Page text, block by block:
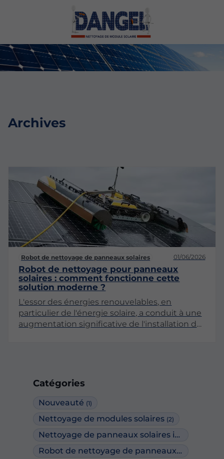
Catégories
Nouveauté (1)
Nettoyage de modules solaires (2)
Nettoyage de panneaux solaires industriels
Robot de nettoyage de panneaux solaires
Archives
Robot de nettoyage de panneaux solaires 01/06/2026
Robot de nettoyage pour panneaux
solaires : comment fonctionne cette
solution moderne ?
L'essor des énergies renouvelables, en
particulier de l'énergie solaire, a conduit à une
augmentation significative de l'installation de
présente comme une solution innovante et
efficace pour répondre à ce besoin. Dans cet
article, nous allons explorer en profondeur le
avantages, ainsi que leur impact sur
l'entretien des systèmes photovoltaïques.